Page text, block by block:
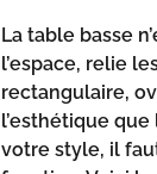
La table basse
l’espace, relie
rectangulaire,
l’esthétique
votre style, il